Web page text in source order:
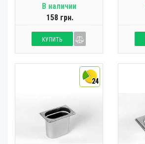
В наличии
158 грн.
КУПИТЬ
24